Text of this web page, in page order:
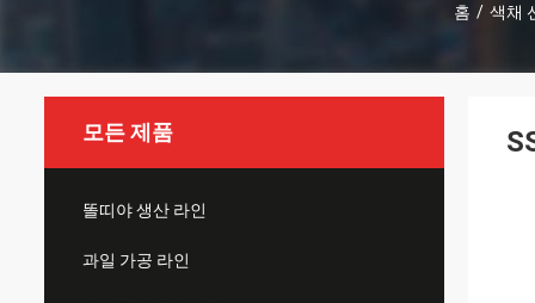
홈 / 색채
모든 제품
똘띠야 생산 라인
과일 가공 라인